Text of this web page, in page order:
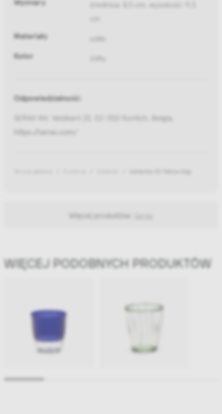
średnica: 8,5 cm, wysokość: 9,5
Materiały szkło
Kolor żółty
Odpowiedzialność:
SERAX NV, Veldkant 25, 02-550 Kontich, Belgia,
https://serax.com/
Szklanka 02 Yellow Gigi
Więcej produktów:
WIĘCEJ PODOBNYCH PRODUKTÓW